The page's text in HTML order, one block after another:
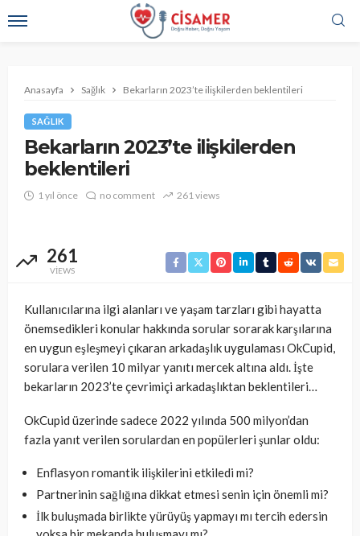
Anasayfa Sağlık Bekarların 2023’te ilişkilerden beklentileri
SAĞLIK
Bekarların 2023’te ilişkilerden
beklentileri
1 yıl önce no comment 261 views
261
VIEWS
Kullanıcılarına ilgi alanları ve yaşam tarzları gibi hayatta
önemsedikleri konular hakkında sorular sorarak karşılarına
en uygun eşleşmeyi çıkaran arkadaşlık uygulaması OkCupid,
sorulara verilen 10 milyar yanıtı mercek altına aldı. İşte
bekarların 2023’te çevrimiçi arkadaşlıktan beklentileri…
OkCupid üzerinde sadece 2022 yılında 500 milyon’dan
fazla yanıt verilen sorulardan en popülerleri şunlar oldu:
Enflasyon romantik ilişkilerini etkiledi mi?
Partnerinin sağlığına dikkat etmesi senin için önemli mi?
İlk buluşmada birlikte yürüyüş yapmayı mı tercih edersin